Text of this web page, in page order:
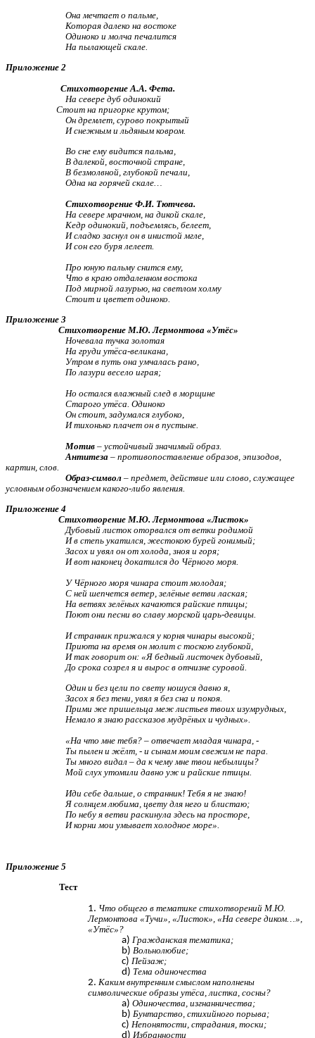
Она мечтает о пальме,
Которая далеко на востоке
Одиноко и молча печалится
На пылающей скале.
Приложение 2
Стихотворение А.А. Фета.
На севере дуб одинокий
Стоит на пригорке крутом;
Он дремлет, сурово покрытый
И снежным и льдяным ковром.
Во сне ему видится пальма,
В далекой, восточной стране,
В безмолвной, глубокой печали,
Одна на горячей скале…
Стихотворение Ф.И. Тютчева.
На севере мрачном, на дикой скале,
Кедр одинокий, подъемлясь, белеет,
И сладко заснул он в инистой мгле,
И сон его буря лелеет.
Про юную пальму снится ему,
Что в краю отдаленном востока
Под мирной лазурью, на светлом холму
Стоит и цветет одиноко.
Приложение 3
Стихотворение М.Ю. Лермонтова «Утёс»
Ночевала тучка золотая
На груди утёса-великана,
Утром в путь она умчалась рано,
По лазури весело играя;
Но остался влажный след в морщине
Старого утёса. Одиноко
Он стоит, задумался глубоко,
И тихонько плачет он в пустыне.
Мотив – устойчивый значимый образ.
Антитеза – противопоставление образов, эпизодов,
картин, слов.
Образ-символ – предмет, действие или слово, служащее
условным обозначением какого-либо явления.
Приложение 4
Стихотворение М.Ю. Лермонтова «Листок»
Дубовый листок оторвался от ветки родимой
И в степь укатился, жестокою бурей гонимый;
Засох и увял он от холода, зноя и горя;
И вот наконец докатился до Чёрного моря.
У Чёрного моря чинара стоит молодая;
С ней шепчется ветер, зелёные ветви лаская;
На ветвях зелёных качаются райские птицы;
Поют они песни во славу морской царь-девицы.
И странник прижался у корня чинары высокой;
Приюта на время он молит с тоскою глубокой,
И так говорит он: «Я бедный листочек дубовый,
До срока созрел я и вырос в отчизне суровой.
Один и без цели по свету ношуся давно я,
Засох я без тени, увял я без сна и покоя.
Прими же пришельца меж листьев твоих изумрудных,
Немало я знаю рассказов мудрёных и чудных».
«На что мне тебя? – отвечает младая чинара, -
Ты пылен и жёлт, - и сынам моим свежим не пара.
Ты много видал – да к чему мне твои небылицы?
Мой слух утомили давно уж и райские птицы.
Иди себе дальше, о странник! Тебя я не знаю!
Я солнцем любима, цвету для него и блистаю;
По небу я ветви раскинула здесь на просторе,
И корни мои умывает холодное море».
Приложение 5
Тест
Что общего в тематике стихотворений М.Ю.
Лермонтова «Тучи», «Листок», «На севере диком…»,
«Утёс»?
Гражданская тематика;
Вольнолюбие;
Пейзаж;
Тема одиночества
Каким внутренним смыслом наполнены
символические образы утёса, листка, сосны?
Одиночества, изгнанничества;
Бунтарство, стихийного порыва;
Непонятости, страдания, тоски;
Избранности